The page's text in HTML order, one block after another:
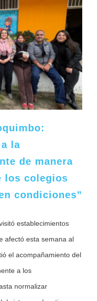
la
de manera
los colegios
condiciones”
establecimientos
afectó esta semana al
el acompañamiento del
a los
normalizar